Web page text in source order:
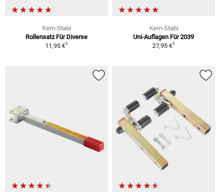
Kern-Stabi
Rollensatz Für Diverse
11,95 €1
Kern-Stabi
Uni-Auflagen Für 2039
27,95 €1